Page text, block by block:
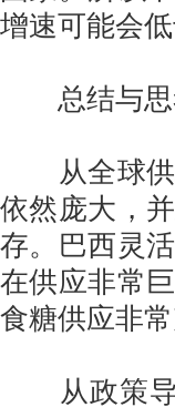
增速可能会低
总结与思
从全球供
依然庞大，
存。巴西灵
在供应非常
食糖供应非常
从政策导